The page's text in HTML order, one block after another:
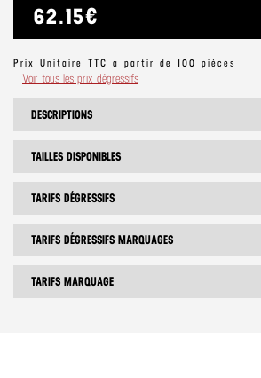
62.15€
Prix Unitaire TTC a partir de 100 pièces
Voir tous les prix dégressifs
DESCRIPTIONS
TAILLES DISPONIBLES
TARIFS DÉGRESSIFS
TARIFS DÉGRESSIFS MARQUAGES
TARIFS MARQUAGE